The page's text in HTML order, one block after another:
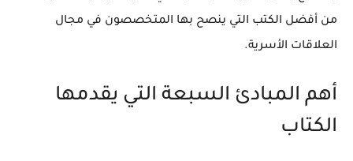
من أفضل الكتب التي ينصح بها المتخصصون في مجال
العلاقات الأسرية.
أهم المبادئ السبعة التي يقدمها
الكتاب